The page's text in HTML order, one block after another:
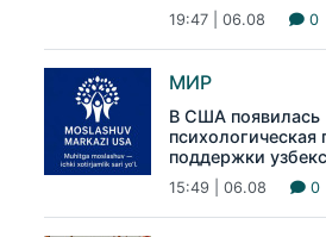
19:47 | 06.08 0
МИР
В США появилась
поддержки
15:49 | 06.08 0